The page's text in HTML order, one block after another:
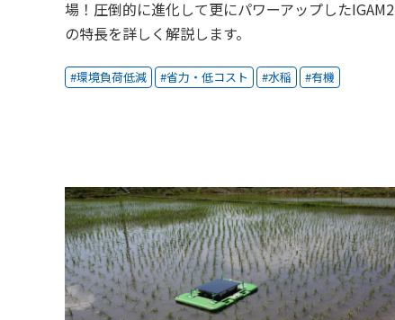
場！圧倒的に進化して更にパワーアップしたIGAM2
の特長を詳しく解説します。
環境負荷低減 省力・低コスト 水稲 有機